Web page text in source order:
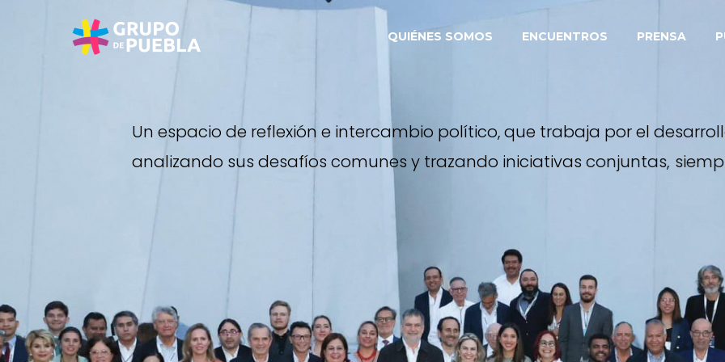
QUIÉNES SOMOS ENCUENTROS PRENSA
Un espacio de reflexión e intercambio político,que trabaja porel desarroll
analizando sus desafíos comunes y trazando iniciativas conjuntas, siemp